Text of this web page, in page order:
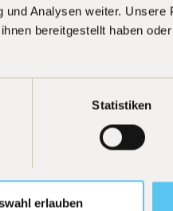
Analysen weiter. Unsere
bereitgestellt haben
Statistiken
erlauben